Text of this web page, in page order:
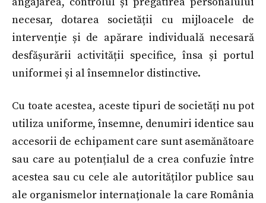
necesar, dotarea societății cu mijloacele de
intervenție și de apărare individuală necesară
desfășurării activității specifice, însa și portul
uniformei și al însemnelor distinctive.
Cu toate acestea, aceste tipuri de societăți nu pot
utiliza uniforme, însemne, denumiri identice sau
accesorii de echipament care sunt asemănătoare
sau care au potențialul de a crea confuzie între
acestea sau cu cele ale autorităților publice sau
ale organismelor internaționale la care România